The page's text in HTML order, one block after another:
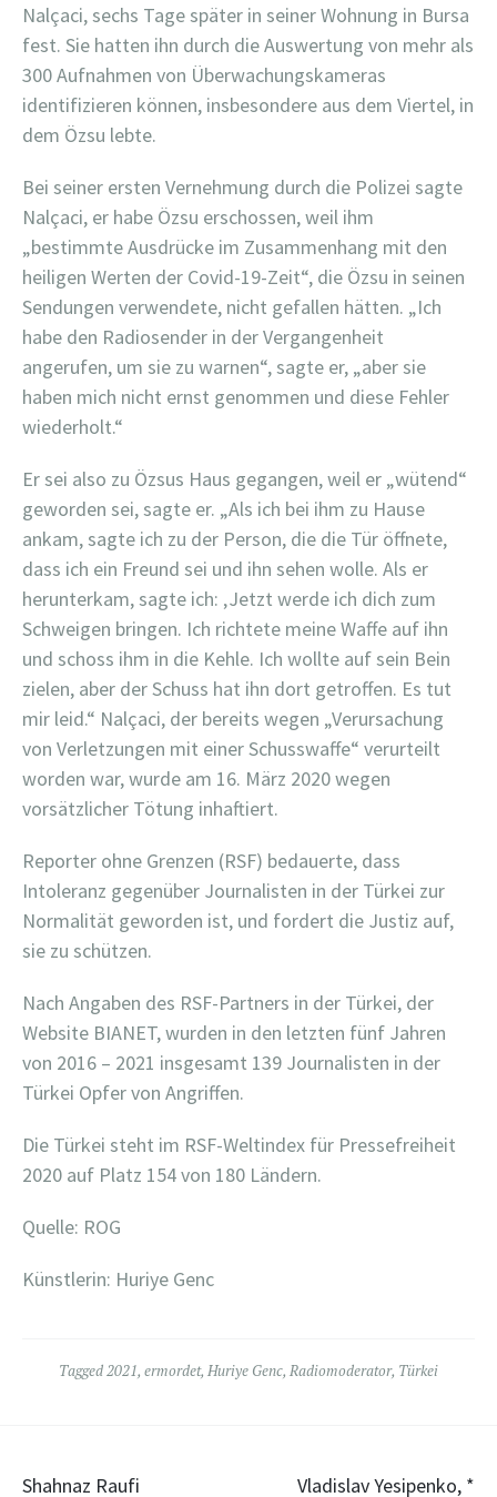
Nalçaci, sechs Tage später in seiner Wohnung in Bursa
fest. Sie hatten ihn durch die Auswertung von mehr als
300 Aufnahmen von Überwachungskameras
identifizieren können, insbesondere aus dem Viertel, in
dem Özsu lebte.
Bei seiner ersten Vernehmung durch die Polizei sagte
Nalçaci, er habe Özsu erschossen, weil ihm
„bestimmte Ausdrücke im Zusammenhang mit den
heiligen Werten der Covid-19-Zeit“, die Özsu in seinen
Sendungen verwendete, nicht gefallen hätten. „Ich
habe den Radiosender in der Vergangenheit
angerufen, um sie zu warnen“, sagte er, „aber sie
haben mich nicht ernst genommen und diese Fehler
wiederholt.“
Er sei also zu Özsus Haus gegangen, weil er „wütend“
geworden sei, sagte er. „Als ich bei ihm zu Hause
ankam, sagte ich zu der Person, die die Tür öffnete,
dass ich ein Freund sei und ihn sehen wolle. Als er
herunterkam, sagte ich: ‚Jetzt werde ich dich zum
Schweigen bringen. Ich richtete meine Waffe auf ihn
und schoss ihm in die Kehle. Ich wollte auf sein Bein
zielen, aber der Schuss hat ihn dort getroffen. Es tut
mir leid.“ Nalçaci, der bereits wegen „Verursachung
von Verletzungen mit einer Schusswaffe“ verurteilt
worden war, wurde am 16. März 2020 wegen
vorsätzlicher Tötung inhaftiert.
Reporter ohne Grenzen (RSF) bedauerte, dass
Intoleranz gegenüber Journalisten in der Türkei zur
Normalität geworden ist, und fordert die Justiz auf,
sie zu schützen.
Nach Angaben des RSF-Partners in der Türkei, der
Website BIANET, wurden in den letzten fünf Jahren
von 2016 – 2021 insgesamt 139 Journalisten in der
Türkei Opfer von Angriffen.
Die Türkei steht im RSF-Weltindex für Pressefreiheit
2020 auf Platz 154 von 180 Ländern.
Quelle: ROG
Künstlerin: Huriye Genc
Tagged2021, ermordet, Huriye Genc, Radiomoderator, Türkei
Shahnaz Raufi Vladislav Yesipenko, *